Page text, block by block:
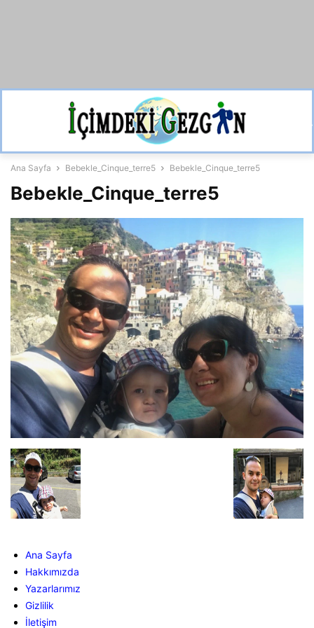
Ana Sayfa Bebekle_Cinque_terre5 Bebekle_Cinque_terre5
Bebekle_Cinque_terre5
Ana Sayfa
Hakkımızda
Yazarlarımız
Gizlilik
İletişim